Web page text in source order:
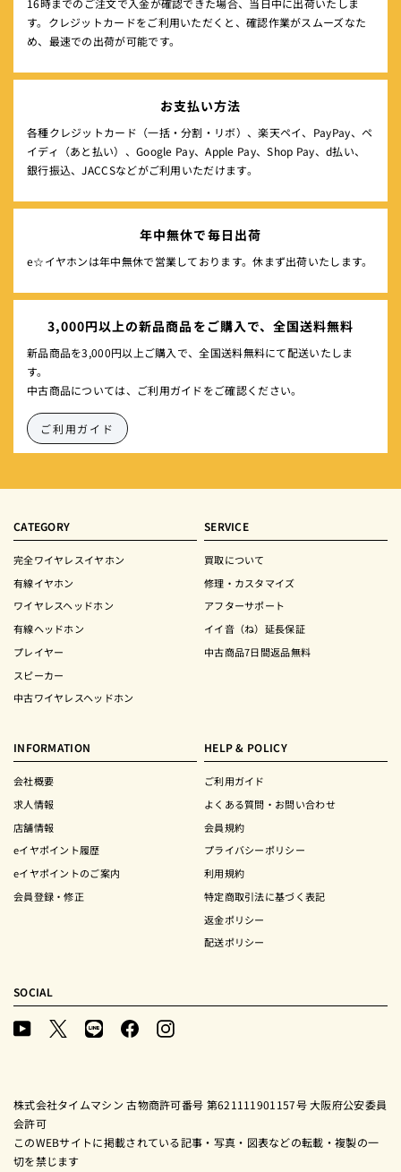
す。クレジットカードをご利用いただくと、確認作業がスムーズなた
め、最速での出荷が可能です。
お支払い方法
各種クレジットカード（一括・分割・リボ）、楽天ペイ、PayPay、ペ
イディ（あと払い）、Google Pay、Apple Pay、Shop Pay、d払い、
銀行振込、JACCSなどがご利用いただけます。
年中無休で毎日出荷
e☆イヤホンは年中無休で営業しております。休まず出荷いたします。
3,000円以上の新品商品をご購入で、全国送料無料
新品商品を3,000円以上ご購入で、全国送料無料にて配送いたしま
す。
中古商品については、ご利用ガイドをご確認ください。
ご利用ガイド
CATEGORY
完全ワイヤレスイヤホン
有線イヤホン
ワイヤレスヘッドホン
有線ヘッドホン
プレイヤー
スピーカー
中古ワイヤレスヘッドホン
SERVICE
買取について
修理・カスタマイズ
アフターサポート
イイ音（ね）延長保証
中古商品7日間返品無料
INFORMATION
会社概要
求人情報
店舗情報
eイヤポイント履歴
eイヤポイントのご案内
会員登録・修正
HELP & POLICY
ご利用ガイド
よくある質問・お問い合わせ
会員規約
プライバシーポリシー
利用規約
特定商取引法に基づく表記
返金ポリシー
配送ポリシー
SOCIAL
YouTube LINE Facebook
株式会社タイムマシン 古物商許可番号 第621111901157号 大阪府公安委員
会許可
このWEBサイトに掲載されている記事・写真・図表などの転載・複製の一
切を禁じます